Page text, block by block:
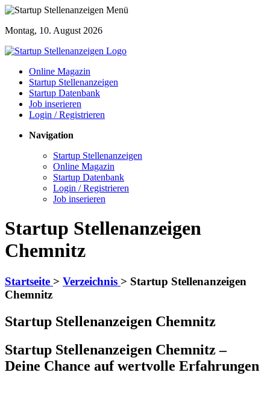
Montag, 10. August 2026
Online Magazin
Startup Stellenanzeigen
Startup Datenbank
Job inserieren
Login / Registrieren
Navigation
Startup Stellenanzeigen
Online Magazin
Startup Datenbank
Login / Registrieren
Job inserieren
Startup Stellenanzeigen
Chemnitz
Startseite > Verzeichnis > Startup Stellenanzeigen
Chemnitz
Startup Stellenanzeigen Chemnitz
Startup Stellenanzeigen Chemnitz –
Deine Chance auf wertvolle Erfahrungen